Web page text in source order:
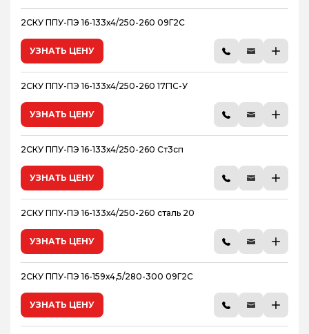
2СКУ ППУ-ПЭ 16-133х4/250-260 09Г2С
УЗНАТЬ ЦЕНУ
2СКУ ППУ-ПЭ 16-133х4/250-260 17Г1С-У
УЗНАТЬ ЦЕНУ
2СКУ ППУ-ПЭ 16-133х4/250-260 Ст3сп
УЗНАТЬ ЦЕНУ
2СКУ ППУ-ПЭ 16-133х4/250-260 сталь 20
УЗНАТЬ ЦЕНУ
2СКУ ППУ-ПЭ 16-159х4,5/280-300 09Г2С
УЗНАТЬ ЦЕНУ